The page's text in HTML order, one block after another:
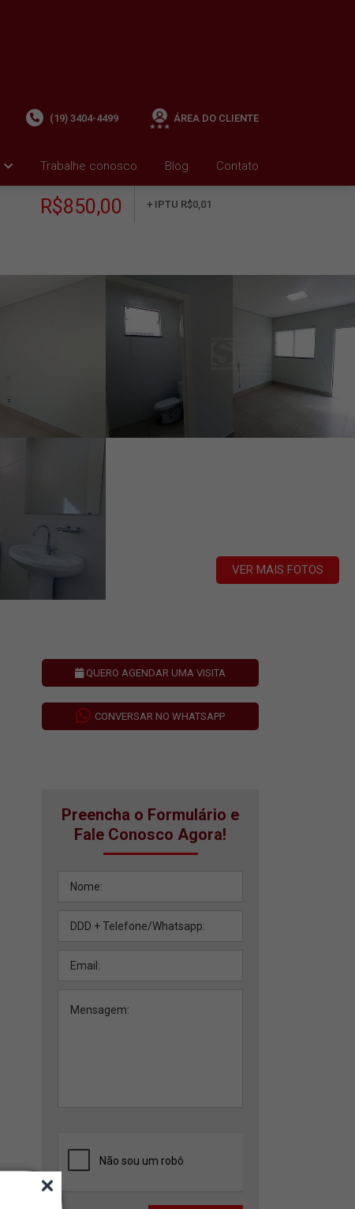
Trabalhe conosco Blog Contato
(19) 3404-4499 ÁREA DO CLIENTE
R$850,00
+ IPTU R$0,01
VER MAIS FOTOS
QUERO AGENDAR UMA VISITA
CONVERSAR NO WHATSAPP
Preencha o Formulário e
Fale Conosco Agora!